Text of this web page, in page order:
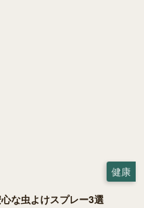
健康
な虫よけスプレー3選